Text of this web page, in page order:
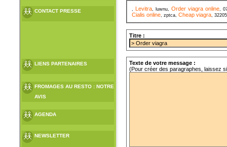
CONTACT PRESSE
LIENS PARTENAIRES
FROMAGES AU RESTO : NOTRE
AVIS
AGENDA
NEWSLETTER
, Levitra, luwnu,Order viagra online,
Cialis online, zptca,Cheap viagra,
Titre :
Texte de votre message :
(Pour créer des paragraphes, laissez